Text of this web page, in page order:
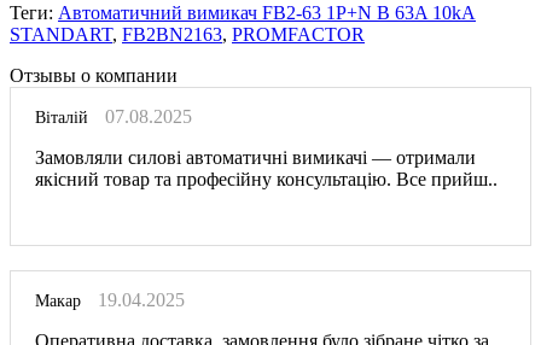
Теги: Автоматичний вимикач FB2-63 1P+N B 63A 10kA
STANDART, FB2BN2163, PROMFACTOR
Отзывы о компании
Віталій
07.08.2025
Замовляли силові автоматичні вимикачі — отримали
якісний товар та професійну консультацію. Все прийш..
Макар
19.04.2025
Оперативна доставка, замовлення було зібране чітко за